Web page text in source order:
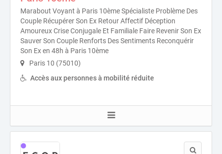
Marabout Voyant à Paris 10ème Spécialiste Problème Des
Couple Récupérer Son Ex Retour Affectif Déception
Amoureux Crise Conjugale Et Familiale Faire Revenir Son Ex
Sauver Son Couple Renforts Des Sentiments Reconquérir
Son Ex en 48h à Paris 10ème
Paris 10 (75010)
Accès aux personnes à mobilité réduite